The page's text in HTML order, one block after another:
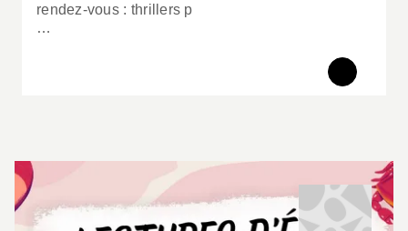
rendez-vous : thrillers p
…